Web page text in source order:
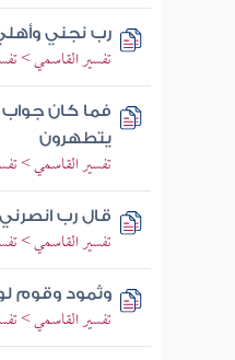
رب نجني
تفسير القاسمي >
فما كان جواب
يتطهرون
تفسير القاسمي >
قال رب
تفسير القاسمي >
وثمود وقوم
تفسير القاسمي >